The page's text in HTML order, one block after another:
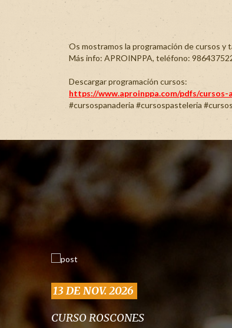
Os mostramos la programación de cursos y
Más info: APROINPPA, teléfono:
Descargar programación cursos:
https://www.aproinppa.com/pdfs/
#cursospanaderia #cursospasteleria #
13 DE NOV. 2026
CURSO ROSCONES